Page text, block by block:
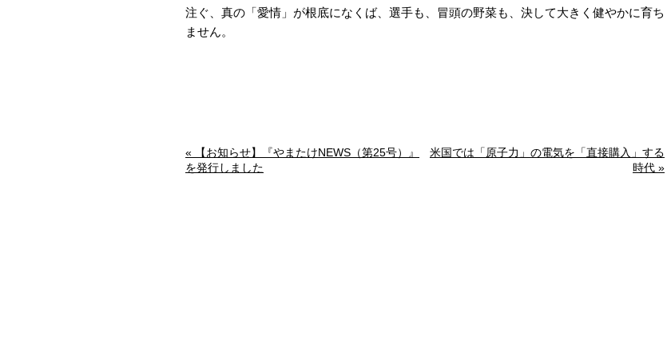
注ぐ、真の「愛情」が根底になくば、選手も、冒頭の野菜も、決して大きく健やかに育ち
ません。
« 【お知らせ】『やまたけNEWS（第25号）』
を発行しました
米国では「原子力」の電気を「直接購入」する
時代 »